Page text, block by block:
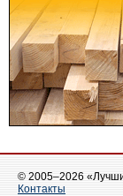
© 2005–2026
Контакты